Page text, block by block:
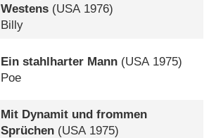
Westens (USA1976)
Billy
Ein stahlharter Mann (USA 1975)
Poe
Mit Dynamit und frommen
Sprüchen (USA 1975)